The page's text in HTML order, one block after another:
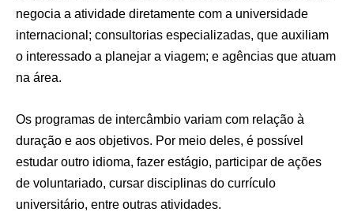
negocia a atividade diretamente com a universidade
internacional; consultorias especializadas, que auxiliam
o interessado a planejar a viagem; e agências que atuam
na área.
Os programas de intercâmbio variam com relação à
duração e aos objetivos. Por meio deles, é possível
estudar outro idioma, fazer estágio, participar de ações
de voluntariado, cursar disciplinas do currículo
universitário, entre outras atividades.